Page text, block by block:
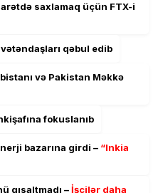
saxlamaq üçün FTX-i
qəbul edib
və Pakistan Məkkə
fokuslanıb
bazarına girdi – “Inkia
qısaltmadı –İşçilər daha